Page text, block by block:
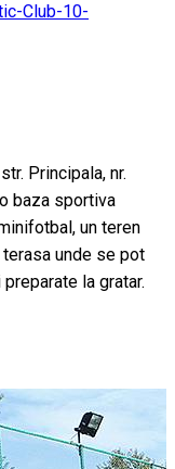
Club-10-
Principala, nr.
baza sportiva
un teren
unde se pot
la gratar.